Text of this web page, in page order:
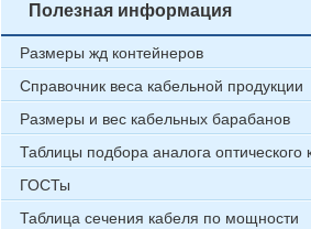
Полезная информация
Размеры жд контейнеров
Справочник веса кабельной продукции
Размеры и вес кабельных барабанов
Таблицы подбора аналога оптического
ГОСТы
Таблица сечения кабеля по мощности